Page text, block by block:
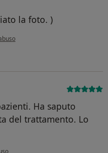
la foto. )
dell'utente Il tuo account è
Ha saputo
del trattamento. Lo
dell'utente Paziente